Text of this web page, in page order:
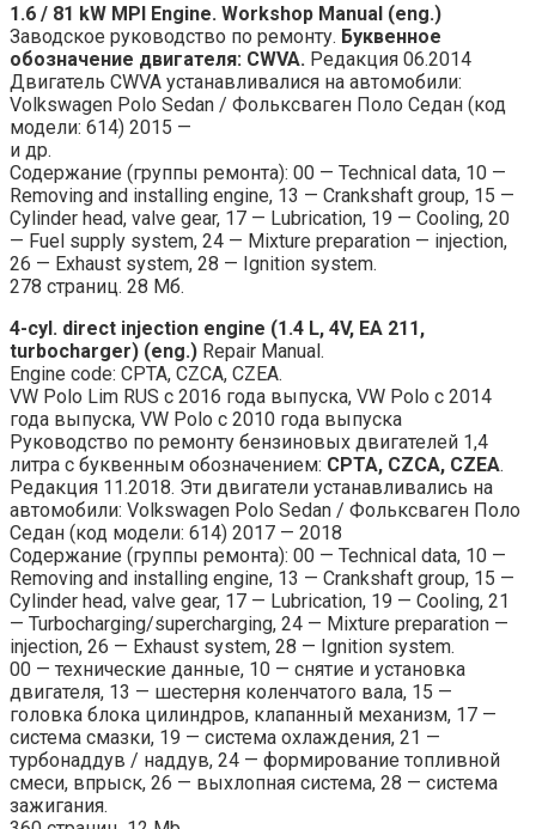
1.6 / 81 kW MPI Engine. Workshop Manual (eng.)
Заводское руководство по ремонту. Буквенное
обозначение двигателя: CWVA. Редакция 06.2014
Двигатель CWVA устанавливалися на автомобили:
Volkswagen Polo Sedan / Фольксваген Поло Седан (код
модели: 614) 2015 —
и др.
Содержание (группы ремонта): 00 — Technical data, 10 —
Removing and installing engine, 13 — Crankshaft group, 15 —
Cylinder head, valve gear, 17 — Lubrication, 19 — Cooling, 20
— Fuel supply system, 24 — Mixture preparation — injection,
26 — Exhaust system, 28 — Ignition system.
278 страниц. 28 Мб.
4-cyl. direct injection engine (1.4 L, 4V, EA 211,
turbocharger) (eng.) Repair Manual.
Engine code: CPTA, CZCA, CZEA.
VW Polo Lim RUS с 2016 года выпуска, VW Polo с 2014
года выпуска, VW Polo с 2010 года выпуска
Руководство по ремонту бензиновых двигателей 1,4
литра с буквенным обозначением: CPTA, CZCA, CZEA.
Редакция 11.2018. Эти двигатели устанавливались на
автомобили: Volkswagen Polo Sedan / Фольксваген Поло
Седан (код модели: 614) 2017 — 2018
Содержание (группы ремонта): 00 — Technical data, 10 —
Removing and installing engine, 13 — Crankshaft group, 15 —
Cylinder head, valve gear, 17 — Lubrication, 19 — Cooling, 21
— Turbocharging/supercharging, 24 — Mixture preparation —
injection, 26 — Exhaust system, 28 — Ignition system.
00 — технические данные, 10 — снятие и установка
двигателя, 13 — шестерня коленчатого вала, 15 —
головка блока цилиндров, клапанный механизм, 17 —
система смазки, 19 — система охлаждения, 21 —
турбонаддув / наддув, 24 — формирование топливной
смеси, впрыск, 26 — выхлопная система, 28 — система
зажигания.